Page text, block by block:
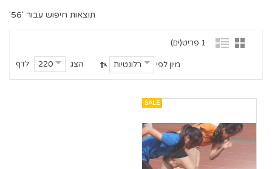
תוצאות חיפוש עבור '56'
1 פריט(ים)
הצג 220 לדף מיון לפי רלונטיות
SALE